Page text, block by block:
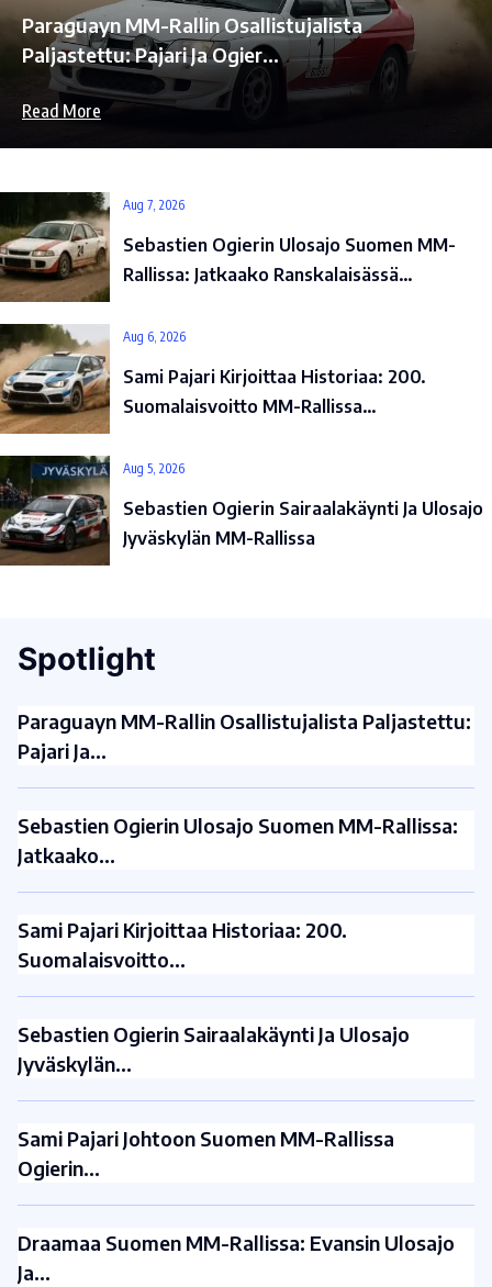
Paraguayn MM-Rallin Osallistujalista
Paljastettu: Pajari Ja Ogier…
Read More
Aug 7, 2026
Sebastien Ogierin Ulosajo Suomen MM-
Rallissa: Jatkaako Ranskalaisässä…
Aug 6, 2026
Sami Pajari Kirjoittaa Historiaa: 200.
Suomalaisvoitto MM-Rallissa…
Aug 5, 2026
Sebastien Ogierin Sairaalakäynti Ja Ulosajo
Jyväskylän MM-Rallissa
Spotlight
Paraguayn MM-Rallin Osallistujalista Paljastettu:
Pajari Ja…
Sebastien Ogierin Ulosajo Suomen MM-Rallissa:
Jatkaako…
Sami Pajari Kirjoittaa Historiaa: 200.
Suomalaisvoitto…
Sebastien Ogierin Sairaalakäynti Ja Ulosajo
Jyväskylän…
Sami Pajari Johtoon Suomen MM-Rallissa
Ogierin…
Draamaa Suomen MM-Rallissa: Evansin Ulosajo
Ja…